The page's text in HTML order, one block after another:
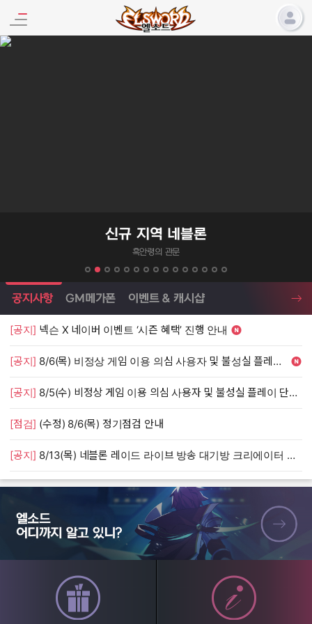
엘소드 프로모션
신규 지역 네블론
흑안령의 관문
엘소드 소식
공지사항 GM메가폰 이벤트 & 캐시샵
[공지] 넥슨 X 네이버 이벤트 ‘시즌 혜택’ 진행 안내
[공지] 8/6(목) 비정상 게임 이용 의심 사용자 및 불성실 플레이 단속 안내
[공지] 8/5(수) 비정상 게임 이용 의심 사용자 및 불성실 플레이 단속 안내
[점검] (수정) 8/6(목) 정기점검 안내
[공지] 8/13(목) 네블론 레이드 라이브 방송 대기방 크리에이터 모집 안내
엘소드 어디까지 알고 있니?